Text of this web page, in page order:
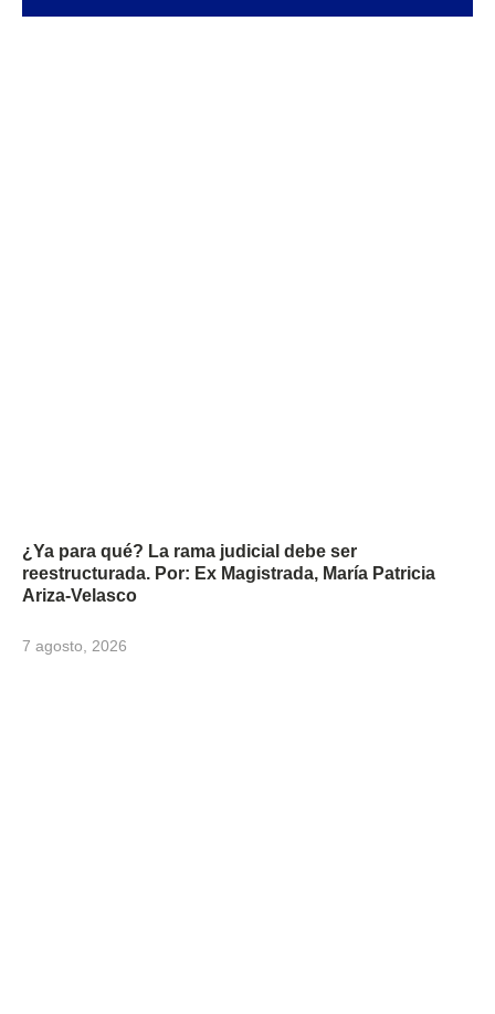
¿Ya para qué? La rama judicial debe ser
reestructurada. Por: Ex Magistrada, María Patricia
Ariza-Velasco
7 agosto, 2026